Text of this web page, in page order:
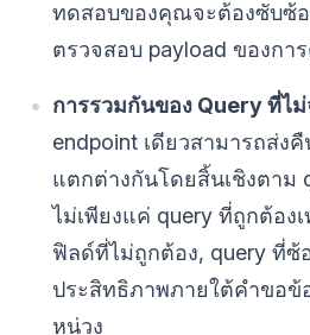
ทดสอบของคุณจะต้องซับซ้
ตรวจสอบ payload ของกา
การรวมกันของ Query ที่ไ
endpoint เดียวสามารถส่ง
แตกต่างกันโดยสิ้นเชิงตา
ไม่เพียงแค่ query ที่ถูกต้อง
ฟิลด์ที่ไม่ถูกต้อง, query ที่ซ้
ประสิทธิภาพภายใต้คำขอ
หน่วง